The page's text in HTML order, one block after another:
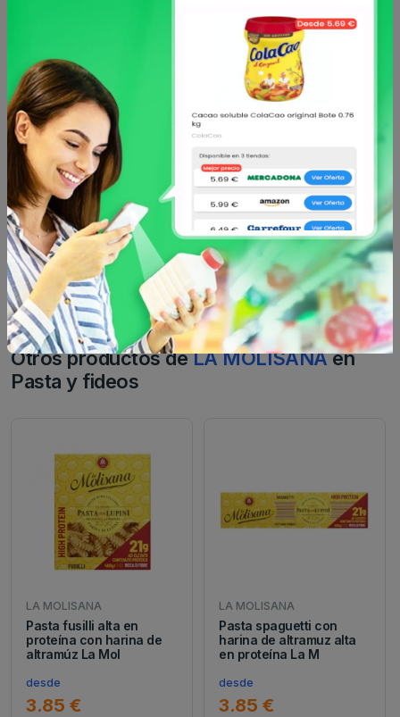
Enviar comentario
Caracteristicas Análisis de precio
Sin descripción
Otros productos deLA MOLISANAen
Pasta y fideos
LA MOLISANA
Pasta fusilli alta en
proteína con harina de
altramúz La Mol
desde
3.85 €
LA MOLISANA
Pasta spaguetti con
harina de altramuz alta
en proteína La M
desde
3.85 €